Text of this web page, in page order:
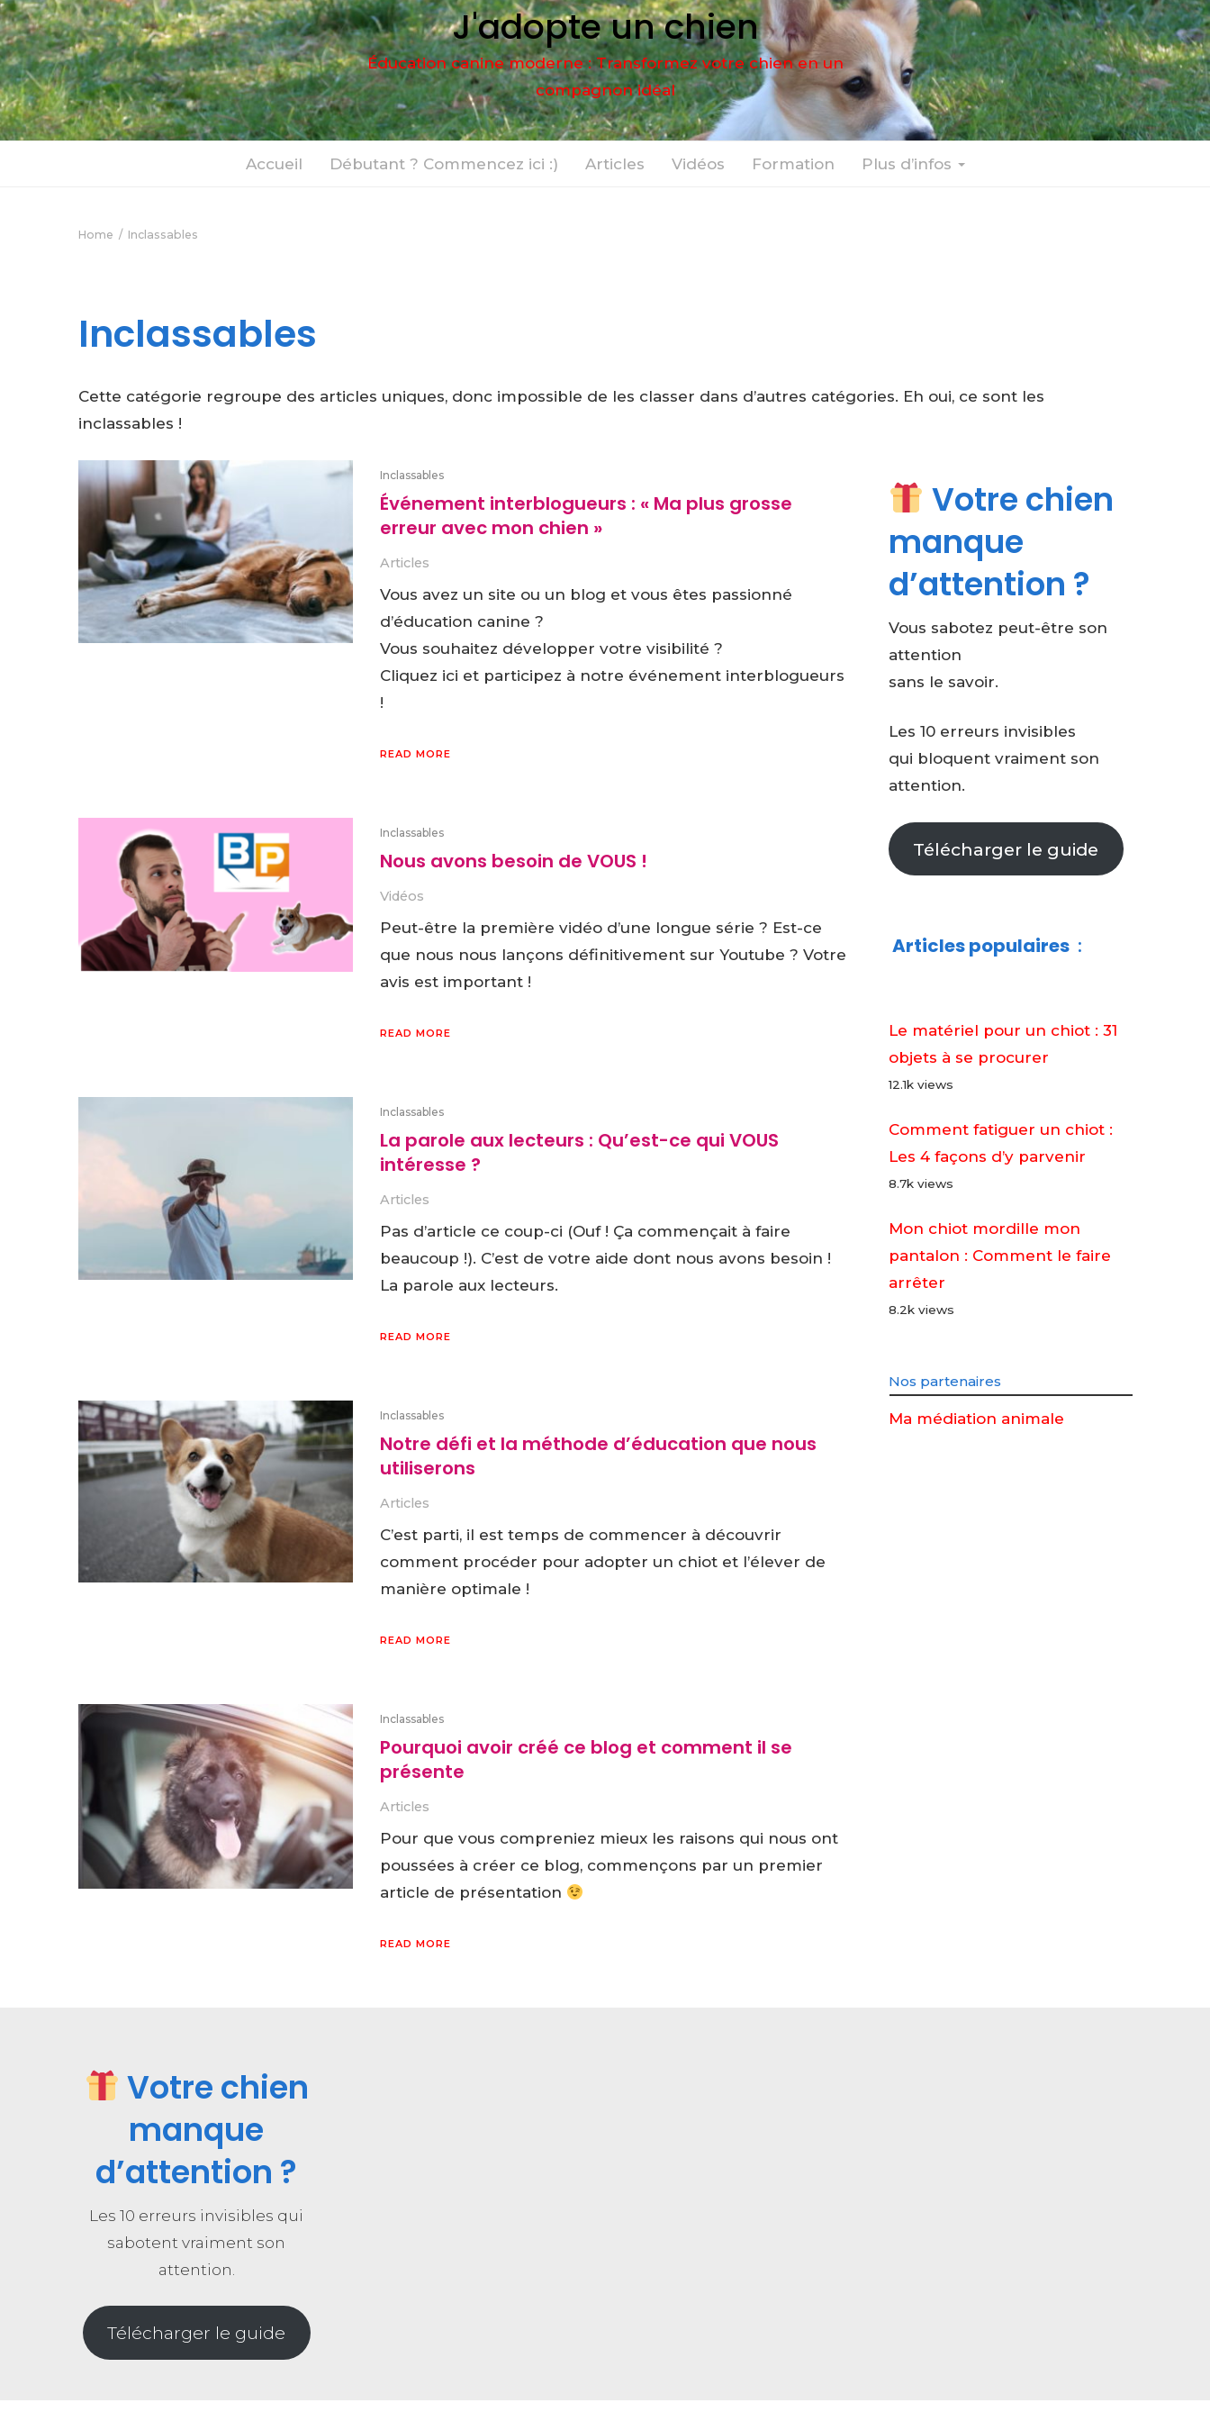
J'adopte un chien
Éducation canine moderne : Transformez votre chien en un
compagnon idéal
Accueil Débutant ? Commencez ici :) Articles Vidéos Formation Plus d’infos
Home Inclassables
Inclassables
Cette catégorie regroupe des articles uniques, donc impossible de les classer dans d’autres catégories. Eh oui, ce sont les
inclassables !
Inclassables
Événement interblogueurs : « Ma plus grosse
erreur avec mon chien »
Articles
Vous avez un site ou un blog et vous êtes passionné
d’éducation canine ?
Vous souhaitez développer votre visibilité ?
Cliquez ici et participez à notre événement interblogueurs
!
READ MORE
Inclassables
Nous avons besoin de VOUS !
Vidéos
Peut-être la première vidéo d’une longue série ? Est-ce
que nous nous lançons définitivement sur Youtube ? Votre
avis est important !
READ MORE
Inclassables
La parole aux lecteurs : Qu’est-ce qui VOUS
intéresse ?
Articles
Pas d’article ce coup-ci (Ouf ! Ça commençait à faire
beaucoup !). C’est de votre aide dont nous avons besoin !
La parole aux lecteurs.
READ MORE
Inclassables
Notre défi et la méthode d’éducation que nous
utiliserons
Articles
C’est parti, il est temps de commencer à découvrir
comment procéder pour adopter un chiot et l’élever de
manière optimale !
READ MORE
Inclassables
Pourquoi avoir créé ce blog et comment il se
présente
Articles
Pour que vous compreniez mieux les raisons qui nous ont
poussées à créer ce blog, commençons par un premier
article de présentation
READ MORE
Votre chien
manque
d’attention ?
Vous sabotez peut-être son
attention
sans le savoir.
Les 10 erreurs invisibles
qui bloquent vraiment son
attention.
Télécharger le guide
Articles populaires :
Le matériel pour un chiot : 31
objets à se procurer
12.1k views
Comment fatiguer un chiot :
Les 4 façons d’y parvenir
8.7k views
Mon chiot mordille mon
pantalon : Comment le faire
arrêter
8.2k views
Nos partenaires
Ma médiation animale
Votre chien
manque
d’attention ?
Les 10 erreurs invisibles qui
sabotent vraiment son
attention.
Télécharger le guide